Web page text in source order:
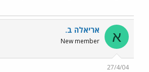
א אריאלה ב.
New member
27/4/04